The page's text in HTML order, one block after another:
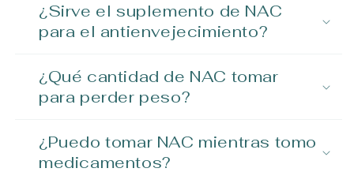
¿Sirve el suplemento de NAC
para el antienvejecimiento?
¿Qué cantidad de NAC tomar
para perder peso?
¿Puedo tomar NAC mientras tomo
medicamentos?